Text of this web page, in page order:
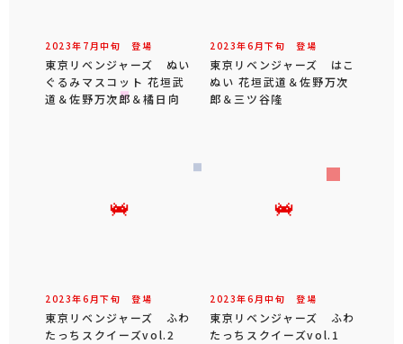
2023年 7 月中旬 登場
東京リベンジャーズ ぬい
ぐるみマスコット 花垣武
道＆佐野万次郎＆橘日向
2023年6 月下旬 登場
東京リベンジャーズ はこ
ぬい 花垣武道＆佐野万次
郎＆三ツ谷隆
2023年6 月下旬 登場
東京リベンジャーズ ふわ
たっちスクイーズvol.2
2023年6 月中旬 登場
東京リベンジャーズ ふわ
たっちスクイーズvol.1